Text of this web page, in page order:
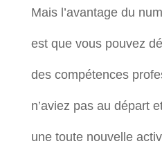
Mais l’avantage du
est que vous pouvez
des compétences
n’aviez pas au départ
une toute nouvelle